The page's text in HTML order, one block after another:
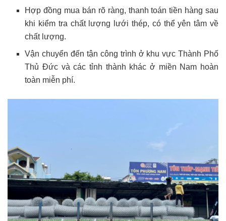
Hợp đồng mua bán rõ ràng, thanh toán tiền hàng sau
khi kiểm tra chất lượng lưới thép, có thể yên tâm về
chất lượng.
Vận chuyển đến tận công trình ở khu vực Thành Phố
Thủ Đức và các tỉnh thành khác ở miền Nam hoàn
toàn miễn phí.